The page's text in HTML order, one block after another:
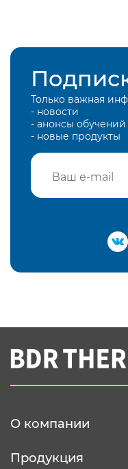
Только важная
- новости
- анонсы
- новые продукты
Подтвердить e-
Вы соглашаетесь с
О компании
Продукция